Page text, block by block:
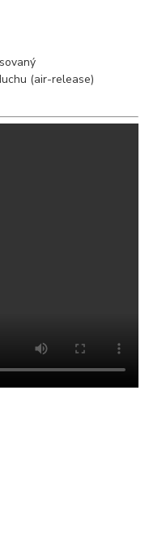
(air-release)